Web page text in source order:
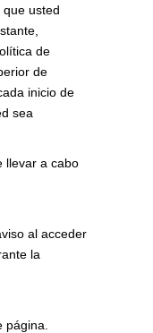
que usted
de
de
inicio de
sea
llevar a cabo
al acceder
la
página.